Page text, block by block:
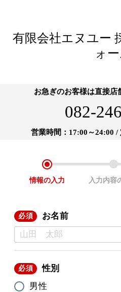
有限会社エヌユー
ォ
お急ぎのお客様は直接店
082-
営業時間：17:00～24:00 /
情報の入力 入力内容
必須 お名前
必須
性別
男性